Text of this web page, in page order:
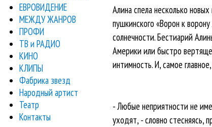
Алина спела несколько
пушкинского «Ворон к
солнечности. Бестиарий
Америки или быстро
интимность. И, самое
- Любые неприятности не
уходят, - словно стесняясь,
ЕВРОВИДЕНИЕ
МЕЖДУ ЖАНРОВ
ПРОФИ
ТВ и РАДИО
КИНО
КЛИПЫ
Фабрика звезд
Народный артист
Театр
Контакты